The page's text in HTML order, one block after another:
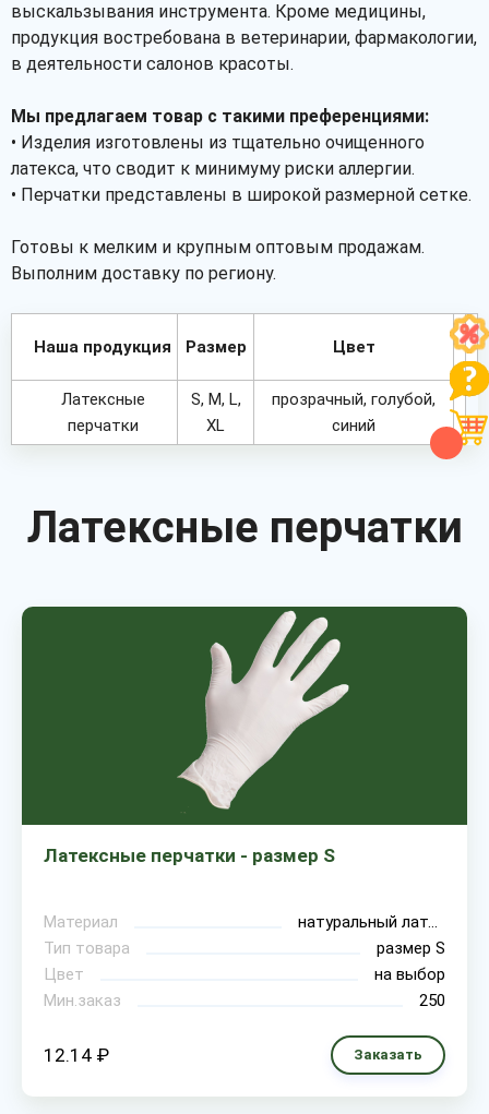
выскальзывания инструмента. Кроме медицины,
продукция востребована в ветеринарии, фармакологии,
в деятельности салонов красоты.
Мы предлагаем товар с такими преференциями:
• Изделия изготовлены из тщательно очищенного
латекса, что сводит к минимуму риски аллергии.
• Перчатки представлены в широкой размерной сетке.
Готовы к мелким и крупным оптовым продажам.
Выполним доставку по региону.
Наша продукция Размер Цвет
Латексные
перчатки
S, M, L,
XL
прозрачный, голубой,
синий
Латексные перчатки
Латексные перчатки - размер S
Материал
натуральный латекс
Тип товара
размер S
Цвет
на выбор
Мин.заказ
250
12.14 ₽ Заказать